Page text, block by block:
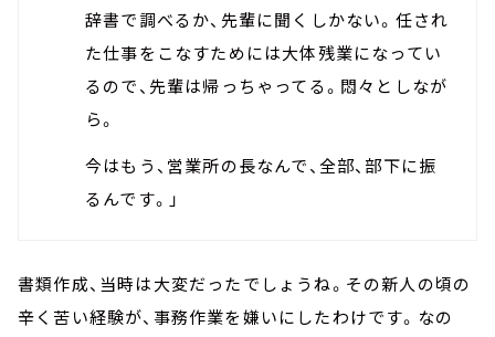
辞書で調べるか、先輩に聞くしかない。任され
た仕事をこなすためには大体残業になってい
るので、先輩は帰っちゃってる。悶々としなが
ら。
今はもう、営業所の長なんで、全部、部下に振
るんです。」
書類作成、当時は大変だったでしょうね。その新人の頃の
辛く苦い経験が、事務作業を嫌いにしたわけです。なの